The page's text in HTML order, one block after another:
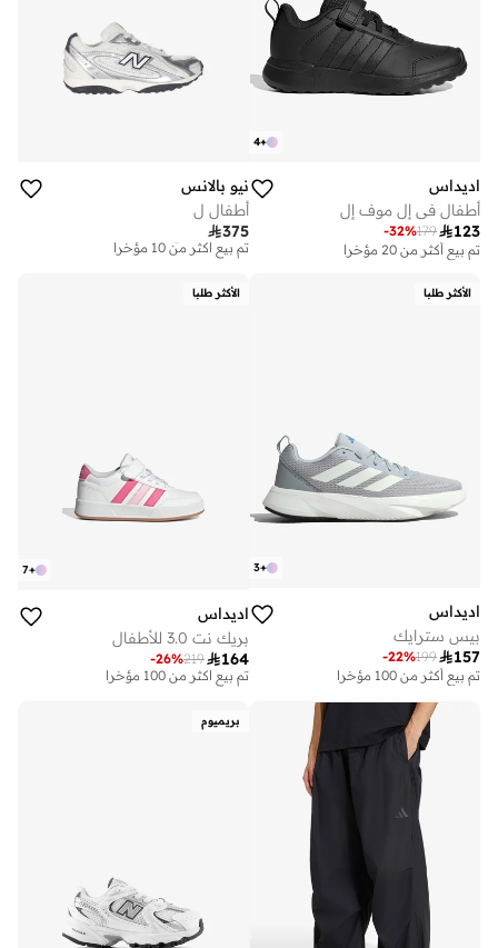
+
4
اديداس
أطفال في إل موف إل
123
179
-32%
تم بيع أكثر من 20 مؤخرا
نيو بالانس
أطفال ل
375
توصيل مجاني
تم بيع أكثر من 10 مؤخرا
تم بيع أكثر من 10 مؤخرا
الأكثر طلبا
+
3
اديداس
بيس سترايك
157
199
-22%
تم بيع أكثر من 100 مؤخرا
الأكثر طلبا
+
7
اديداس
بريك نت 3.0 للأطفال
164
219
-26%
على وشك النفاد
تم بيع أكثر من 100 مؤخرا
بريميوم